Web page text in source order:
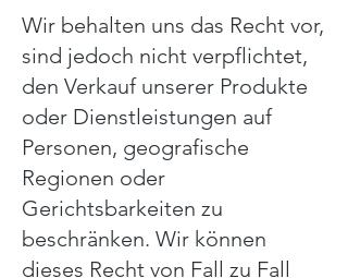
Wir behalten uns das Recht vor,
sind jedoch nicht verpflichtet,
den Verkauf unserer Produkte
oder Dienstleistungen auf
Personen, geografische
Regionen oder
Gerichtsbarkeiten zu
beschränken. Wir können
dieses Recht von Fall zu Fall